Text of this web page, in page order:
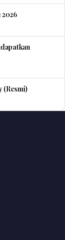
(Resmi)